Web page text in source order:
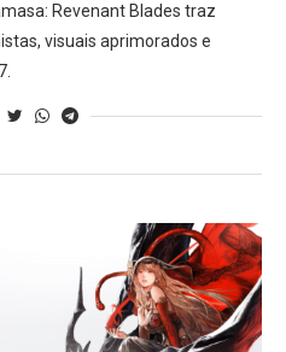
Revenant Blades traz
visuais aprimorados e